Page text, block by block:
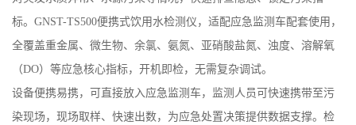
标。GNST-TS500便携式饮用水检测仪，适配应急监测车配套使用，
全覆盖重金属、微生物、余氯、氨氮、亚硝酸盐氮、浊度、溶解氧
（DO）等应急核心指标，开机即检，无需复杂调试。
设备便携易携，可直接放入应急监测车，监测人员可快速携带至污
染现场，现场取样、快速出数，为应急处置决策提供数据支撑。检